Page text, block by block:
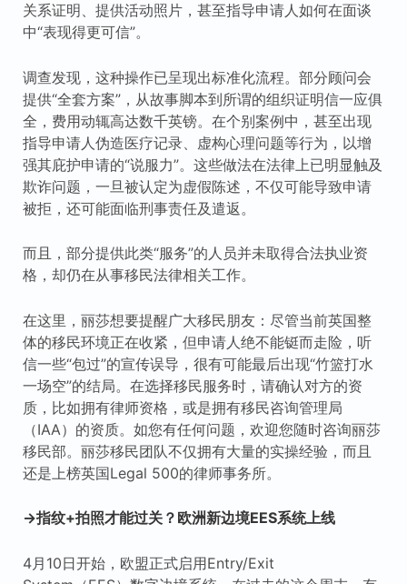
关系证明、提供活动照片，甚至指导申请人如何在面谈
中“表现得更可信”。
调查发现，这种操作已呈现出标准化流程。部分顾问会
提供“全套方案”，从故事脚本到所谓的组织证明信一应俱
全，费用动辄高达数千英镑。在个别案例中，甚至出现
指导申请人伪造医疗记录、虚构心理问题等行为，以增
强其庇护申请的“说服力”。这些做法在法律上已明显触及
欺诈问题，一旦被认定为虚假陈述，不仅可能导致申请
被拒，还可能面临刑事责任及遣返。
而且，部分提供此类“服务”的人员并未取得合法执业资
格，却仍在从事移民法律相关工作。
在这里，丽莎想要提醒广大移民朋友：尽管当前英国整
体的移民环境正在收紧，但申请人绝不能铤而走险，听
信一些“包过”的宣传误导，很有可能最后出现“竹篮打水
一场空”的结局。在选择移民服务时，请确认对方的资
质，比如拥有律师资格，或是拥有移民咨询管理局
（IAA）的资质。如您有任何问题，欢迎您随时咨询丽莎
移民部。丽莎移民团队不仅拥有大量的实操经验，而且
还是上榜英国Legal 500的律师事务所。
→指纹+拍照才能过关？欧洲新边境EES系统上线
4月10日开始，欧盟正式启用Entry/Exit